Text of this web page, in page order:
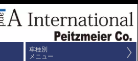
車種別
メニュー